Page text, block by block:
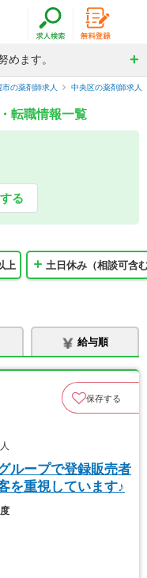
めます。
市の薬剤師求人 中央区の薬剤師求人
転職情報一覧
る
上 土日休み（相談可含
給与順
保存する
ループで登録販売者
を重視しています♪